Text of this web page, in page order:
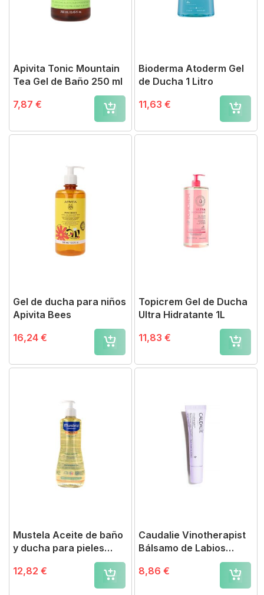
Apivita Tonic Mountain
Tea Gel de Baño 250 ml
7,87 €
Bioderma Atoderm Gel
de Ducha 1 Litro
11,63 €
Gel de ducha para niños
Apivita Bees
16,24 €
Topicrem Gel de Ducha
Ultra Hidratante 1L
11,83 €
Mustela Aceite de baño
y ducha para pieles
12,82 €
Caudalie Vinotherapist
Bálsamo de Labios
8,86 €